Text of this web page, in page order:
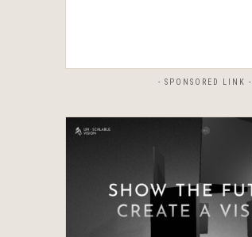
- SPONSORED LINK -